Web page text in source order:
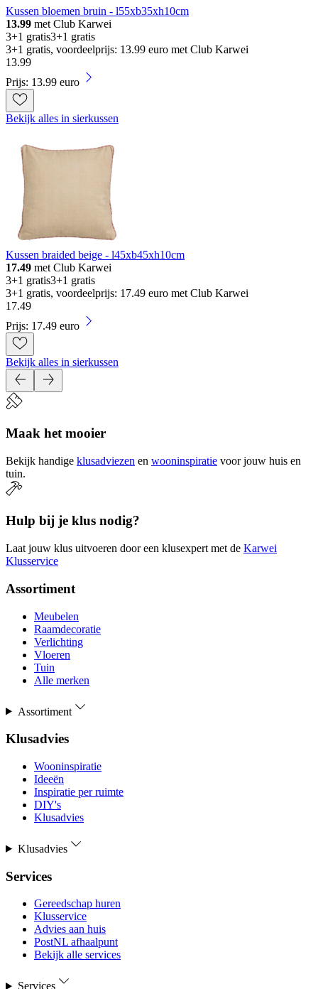
Kussen bloemen bruin - l55xb35xh10cm
13.99 met Club Karwei
3+1 gratis3+1 gratis
3+1 gratis, voordeelprijs: 13.99 euro met Club Karwei
13.99
Prijs: 13.99 euro
Bekijk alles in sierkussen
Kussen braided beige - l45xb45xh10cm
17.49 met Club Karwei
3+1 gratis3+1 gratis
3+1 gratis, voordeelprijs: 17.49 euro met Club Karwei
17.49
Prijs: 17.49 euro
Bekijk alles in sierkussen
Maak het mooier
Bekijk handige klusadviezen en wooninspiratie voor jouw huis en
tuin.
Hulp bij je klus nodig?
Laat jouw klus uitvoeren door een klusexpert met de Karwei
Klusservice
Assortiment
Meubelen
Raamdecoratie
Verlichting
Vloeren
Tuin
Alle merken
Assortiment
Klusadvies
Wooninspiratie
Ideeën
Inspiratie per ruimte
DIY's
Klusadvies
Klusadvies
Services
Gereedschap huren
Klusservice
Advies aan huis
PostNL afhaalpunt
Bekijk alle services
Services